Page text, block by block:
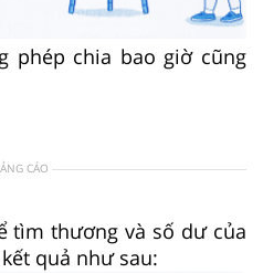
phép chia bao giờ cũng
CÁO
tìm thương và số dư của
quả như sau: